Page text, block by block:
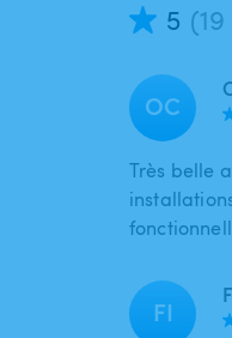
5
OC
Très belle
FI